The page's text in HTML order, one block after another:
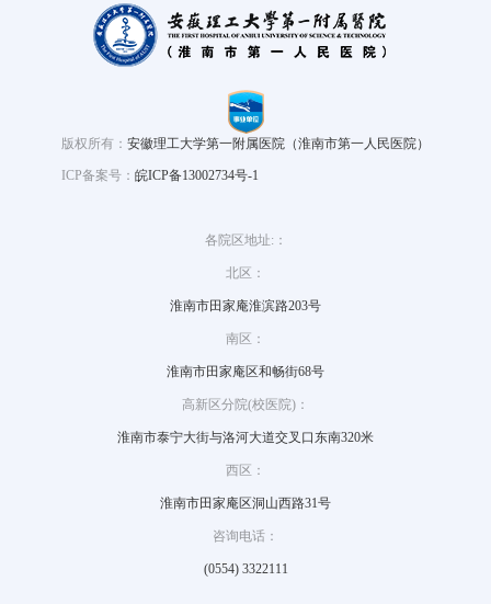
版权所有： 安徽理工大学第一附属医院（淮南市第一人民医院）
ICP备案号： 皖ICP备13002734号-1
各院区地址:：
北区：
淮南市田家庵淮滨路203号
南区：
淮南市田家庵区和畅街68号
高新区分院(校医院)：
淮南市泰宁大街与洛河大道交叉口东南320米
西区：
淮南市田家庵区洞山西路31号
咨询电话：
(0554) 3322111